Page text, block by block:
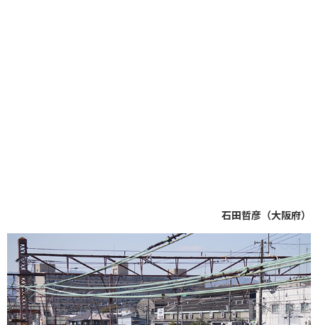
石田哲彦（大阪府）